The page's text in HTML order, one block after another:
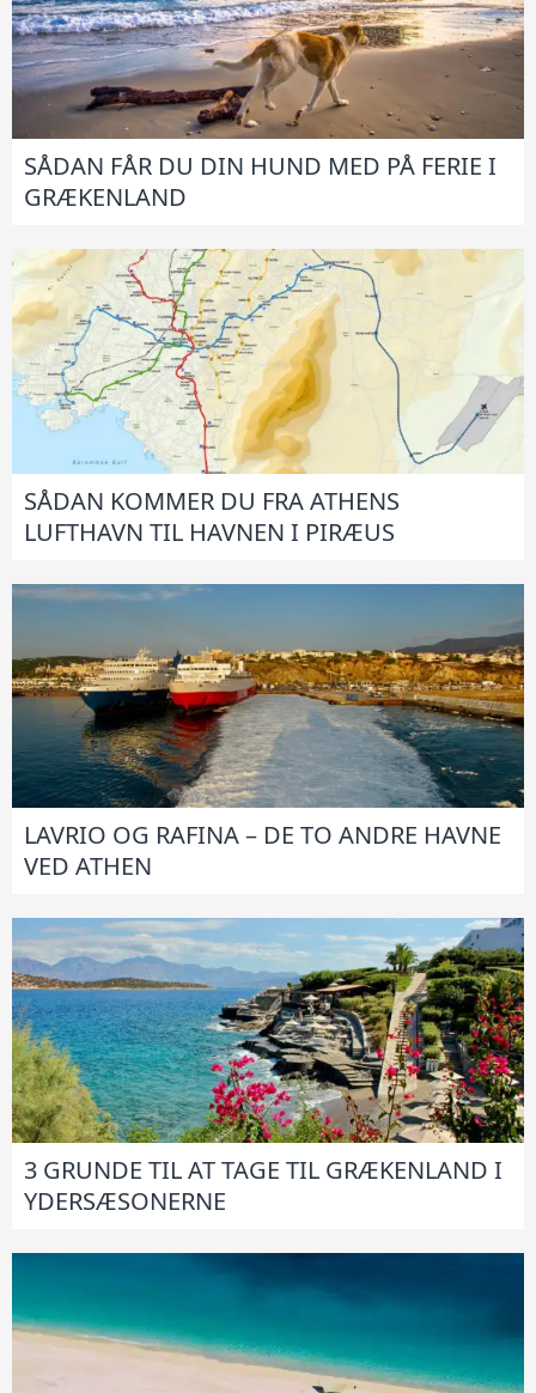
SÅDAN FÅR DU DIN HUND MED PÅ FERIE I
GRÆKENLAND
SÅDAN KOMMER DU FRA ATHENS
LUFTHAVN TIL HAVNEN I PIRÆUS
LAVRIO OG RAFINA – DE TO ANDRE HAVNE
VED ATHEN
3 GRUNDE TIL AT TAGE TIL GRÆKENLAND I
YDERSÆSONERNE